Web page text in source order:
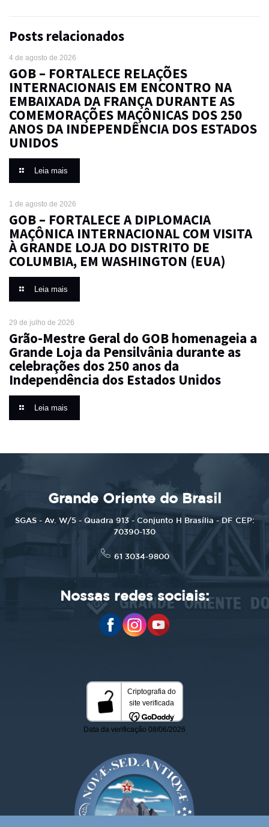
Posts relacionados
4 de agosto de 2026
GOB – FORTALECE RELAÇÕES
INTERNACIONAIS EM ENCONTRO NA
EMBAIXADA DA FRANÇA DURANTE AS
COMEMORAÇÕES MAÇÔNICAS DOS 250
ANOS DA INDEPENDÊNCIA DOS ESTADOS
UNIDOS
Leia mais
1 de agosto de 2026
GOB – FORTALECE A DIPLOMACIA
MAÇÔNICA INTERNACIONAL COM VISITA
À GRANDE LOJA DO DISTRITO DE
COLUMBIA, EM WASHINGTON (EUA)
Leia mais
29 de julho de 2026
Grão-Mestre Geral do GOB homenageia a
Grande Loja da Pensilvânia durante as
celebrações dos 250 anos da
Independência dos Estados Unidos
Leia mais
Grande Oriente do Brasil
SGAS - Av. W/5 - Quadra 913 - Conjunto H Brasília - DF CEP:
70390-130
61 3034-9800
Nossas redes sociais: